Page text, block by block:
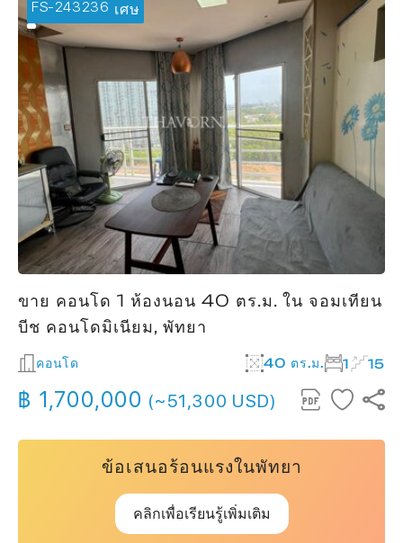
FS-243236
🔥 ข้อเสนอพิเศษ
ขาย คอนโด 1 ห้องนอน 40 ตร.ม. ใน จอมเทียน
บีช คอนโดมิเนียม, พัทยา
คอนโด 40 ตร.ม. 1 15
฿ 1,700,000 (~51,300 USD)
ข้อเสนอร้อนแรงในพัทยา
คลิกเพื่อเรียนรู้เพิ่มเติม